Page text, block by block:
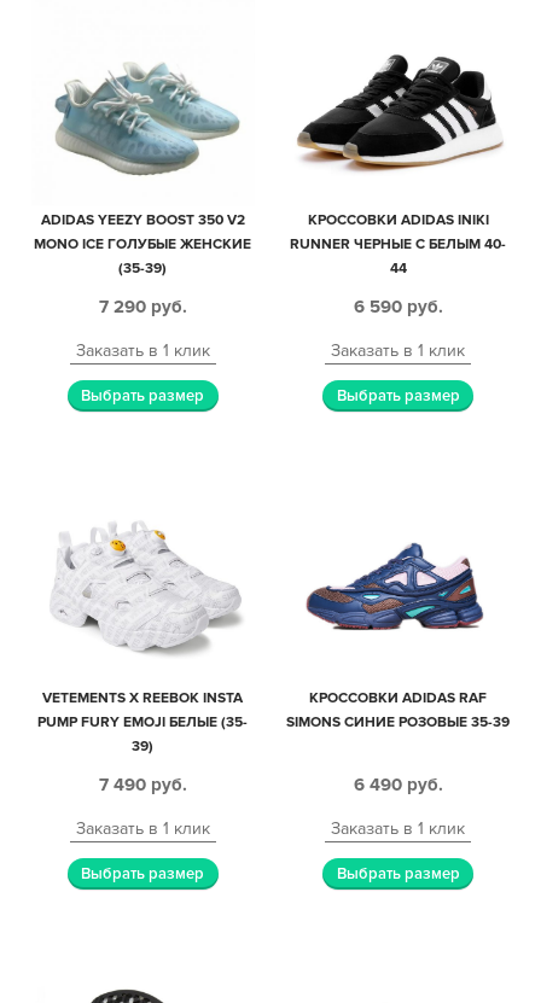
ADIDAS YEEZY BOOST 350 V2
MONO ICE ГОЛУБЫЕ ЖЕНСКИЕ
(35-39)
7 290 руб.
Заказать в 1 клик
Выбрать размер
КРОССОВКИ ADIDAS INIKI
RUNNER ЧЕРНЫЕ С БЕЛЫМ 40-
44
6 590 руб.
Заказать в 1 клик
Выбрать размер
VETEMENTS X REEBOK INSTA
PUMP FURY EMOJI БЕЛЫЕ (35-
39)
7 490 руб.
Заказать в 1 клик
Выбрать размер
КРОССОВКИ ADIDAS RAF
SIMONS СИНИЕ РОЗОВЫЕ 35-39
6 490 руб.
Заказать в 1 клик
Выбрать размер